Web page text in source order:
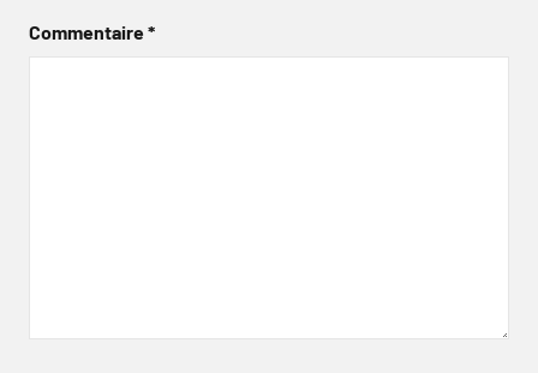
Commentaire*